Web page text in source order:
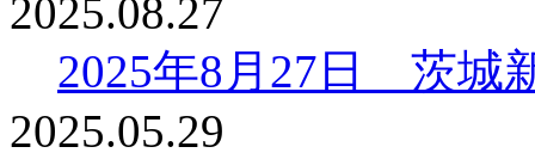
2025.08.27
2025年8月27日 茨城
2025.05.29